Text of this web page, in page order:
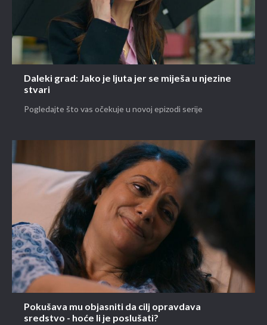
Daleki grad: Jako je ljuta jer se miješa u njezine
stvari
Pogledajte što vas očekuje u novoj epizodi serije
Pokušava mu objasniti da cilj opravdava
sredstvo - hoće li je poslušati?